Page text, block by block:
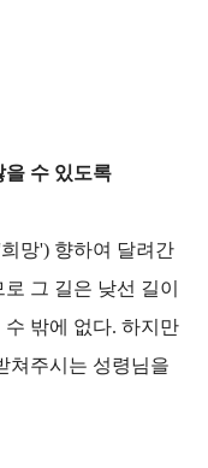
을 수 있도록
망') 향하여 달려간
그 길은 낮선 길이
밖에 없다. 하지만
쳐주시는 성령님을